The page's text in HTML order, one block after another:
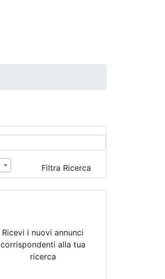
Filtra Ricerca
Ricevi i nuovi annunci
corrispondenti alla tua
ricerca